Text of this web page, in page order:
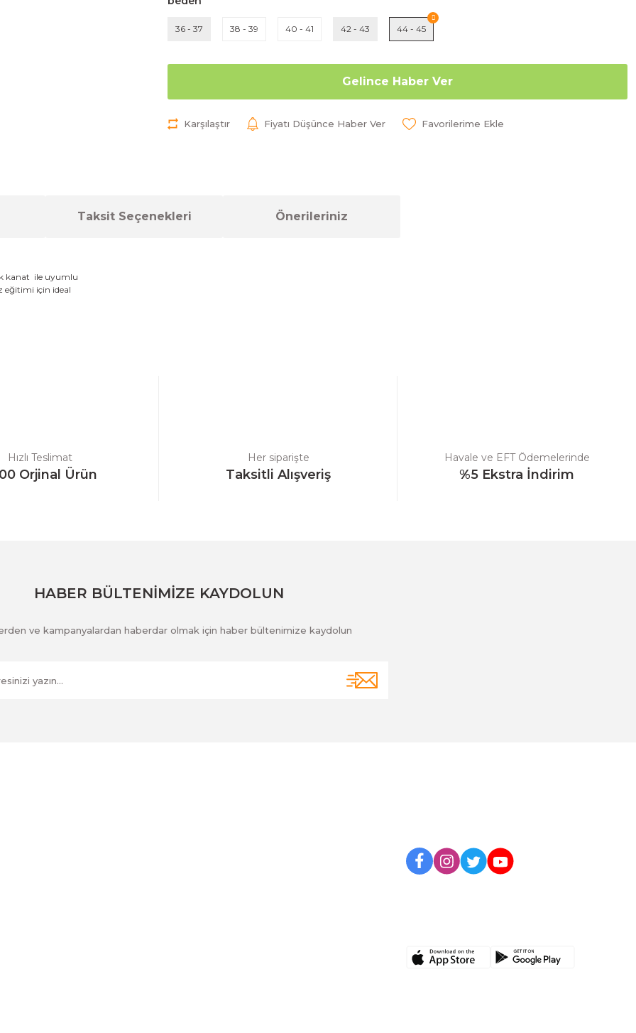
36 - 37 38 - 39 40 - 41 42 - 43 44 - 45
Gelince Haber Ver
Karşılaştır Fiyatı Düşünce Haber Ver
Taksit Seçenekleri Önerileriniz
kanat ile uyumlu
eğitimi için ideal
Hızlı Teslimat
Orjinal Ürün
Her siparişte
Taksitli Alışveriş
Havale ve EFT Ödemelerinde
%5 Ekstra İndirim
HABER BÜLTENİMİZE KAYDOLUN
ve kampanyalardan haberdar olmak için haber bültenimize kaydolun